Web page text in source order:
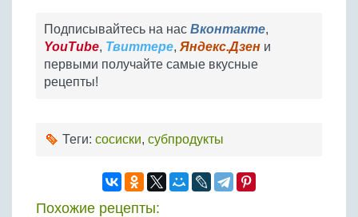
Подписывайтесь на нас Вконтакте,
YouTube, Твиттере, Яндекс.Дзен и
первыми получайте самые вкусные
рецепты!
Теги: сосиски, субпродукты
Похожие рецепты: